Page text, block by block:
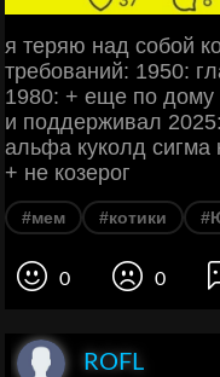
я теряю над собой
требований: 1950:
1980: + еще по
и поддерживал
альфа куколд сигма
+ не козерог
#мем #котики
0 0
ROFL